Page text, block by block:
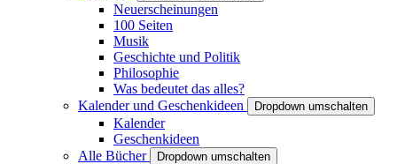
Neuerscheinungen
100 Seiten
Musik
Geschichte und Politik
Philosophie
Was bedeutet das alles?
Kalender und Geschenkideen
Dropdown umschalten
Kalender
Geschenkideen
Alle Bücher
Dropdown umschalten